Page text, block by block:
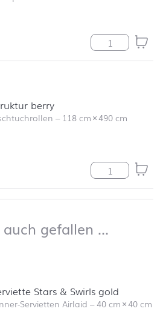
Stumpenkerze
berry
– 118 cm×490 cm
Struktur berry
gefallen …
und zum Filter springen
Stars & Swirls gold
Servietten Airlaid –40 cm×40 cm